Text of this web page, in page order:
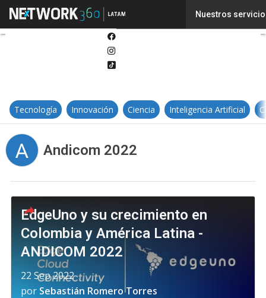
Nuestros
Tecnología Innovación Ciencia Inteligencia Artificial
A Andicom 2022
EdgeUno y su crecimiento en
Colombia y América Latina -
ANDICOM 2022
22 Sep 2022
por Sebastián Romero Torres